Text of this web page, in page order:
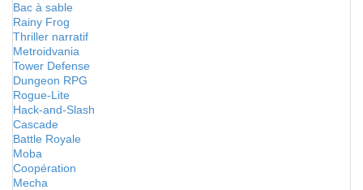
Bac à sable
Rainy Frog
Thriller narratif
Metroidvania
Tower Defense
Dungeon RPG
Rogue-Lite
Hack-and-Slash
Cascade
Battle Royale
Moba
Coopération
Mecha